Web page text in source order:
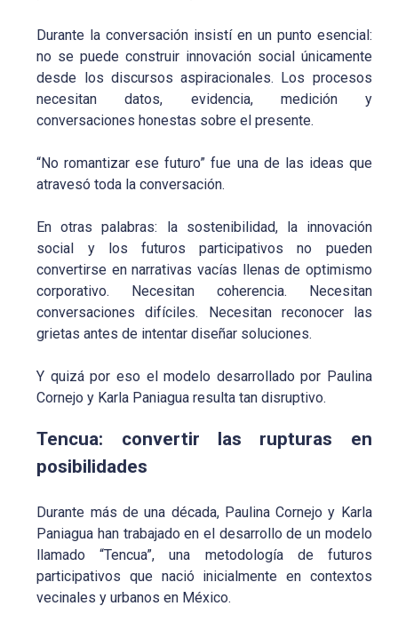
Durante la conversación insistí en un punto esencial:
no se puede construir innovación social únicamente
desde los discursos aspiracionales. Los procesos
necesitan datos, evidencia, medición y
conversaciones honestas sobre el presente.
“No romantizar ese futuro” fue una de las ideas que
atravesó toda la conversación.
En otras palabras: la sostenibilidad, la innovación
social y los futuros participativos no pueden
convertirse en narrativas vacías llenas de optimismo
corporativo. Necesitan coherencia. Necesitan
conversaciones difíciles. Necesitan reconocer las
grietas antes de intentar diseñar soluciones.
Y quizá por eso el modelo desarrollado por Paulina
Cornejo y Karla Paniagua resulta tan disruptivo.
Tencua: convertir las rupturas en
posibilidades
Durante más de una década, Paulina Cornejo y Karla
Paniagua han trabajado en el desarrollo de un modelo
llamado “Tencua”, una metodología de futuros
participativos que nació inicialmente en contextos
vecinales y urbanos en México.